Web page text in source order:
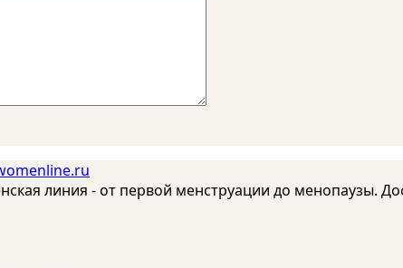
линия - от первой менструации до менопаузы.